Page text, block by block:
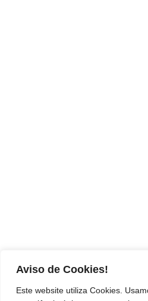
Aviso de Cookies!
Este website utiliza Cookies.